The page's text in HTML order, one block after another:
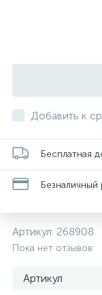
Добавить к
Бесплатная
Безналичный
Артикул: 268908
Пока нет отзывов
Артикул